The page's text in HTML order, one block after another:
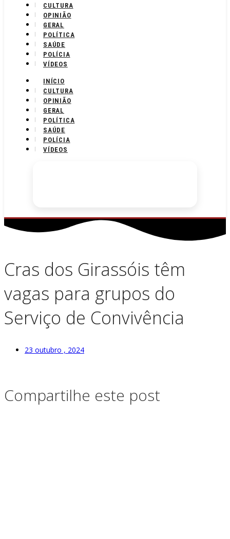
CULTURA
OPINIÃO
GERAL
POLÍTICA
SAÚDE
POLÍCIA
VÍDEOS
INÍCIO
CULTURA
OPINIÃO
GERAL
POLÍTICA
SAÚDE
POLÍCIA
VÍDEOS
Cras dos Girassóis têm
vagas para grupos do
Serviço de Convivência
23 outubro , 2024
Compartilhe este post